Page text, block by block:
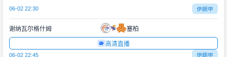
06-02 22:30 伊朗甲
谢纳瓦尔格什姆 塞柏
高清直播
06-02 22:45 伊朗甲